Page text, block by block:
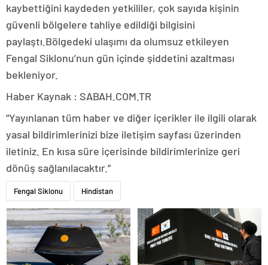
kaybettiğini kaydeden yetkililer, çok sayıda kişinin
güvenli bölgelere tahliye edildiği bilgisini
paylaştı.Bölgedeki ulaşımı da olumsuz etkileyen
Fengal Siklonu’nun gün içinde şiddetini azaltması
bekleniyor.
Haber Kaynak : SABAH.COM.TR
“Yayınlanan tüm haber ve diğer içerikler ile ilgili olarak
yasal bildirimlerinizi bize iletişim sayfası üzerinden
iletiniz. En kısa süre içerisinde bildirimlerinize geri
dönüş sağlanılacaktır.”
Fengal Siklonu Hindistan